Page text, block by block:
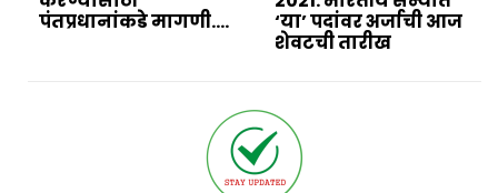
पंतप्रधानांकडे मागणी….
‘या’ पदांवर अर्जाची आज
शेवटची तारीख